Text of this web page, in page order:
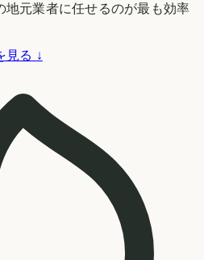
地元業者に任せるのが最も効率
見る ↓